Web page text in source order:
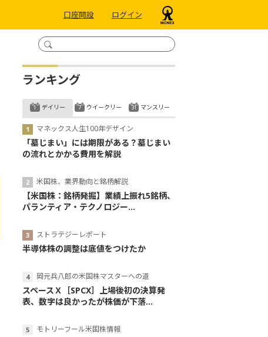
口座開設 ログイン
ランキング
デイリー
マネックス人生100年デザイン
「墓じまい」には期限がある？墓じまい
の流れとかかる費用を解説
米国株、業界動向と銘柄解説
【米国株：銘柄発掘】業績上振れ5銘柄、
パランティア・テクノロジー...
ストラテジーレポート
半導体株の調整は底値をつけたか
岡元兵八郎の米国株マスターへの道
スペースＸ［SPCX］上場後初の決算発
表、数字は良かったが株価が下落...
モトリーフール米国株情報
ウイークリー マンスリー